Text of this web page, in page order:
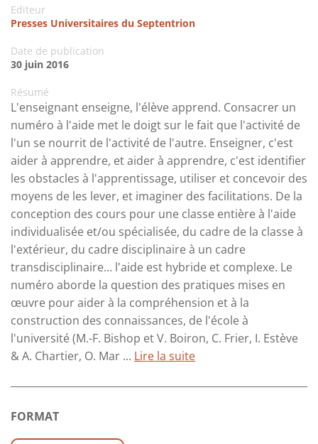
Editeur
Presses Universitaires du Septentrion
Date de publication
30 juin 2016
Résumé
L'enseignant enseigne, l'élève apprend. Consacrer un
numéro à l'aide met le doigt sur le fait que l'activité de
l'un se nourrit de l'activité de l'autre. Enseigner, c'est
aider à apprendre, et aider à apprendre, c'est identifier
les obstacles à l'apprentissage, utiliser et concevoir des
moyens de les lever, et imaginer des facilitations. De la
conception des cours pour une classe entière à l'aide
individualisée et/ou spécialisée, du cadre de la classe à
l'extérieur, du cadre disciplinaire à un cadre
transdisciplinaire… l'aide est hybride et complexe. Le
numéro aborde la question des pratiques mises en
œuvre pour aider à la compréhension et à la
construction des connaissances, de l'école à
l'université (M.-F. Bishop et V. Boiron, C. Frier, I. Estève
& A. Chartier, O. Mar ... Lire la suite
FORMAT